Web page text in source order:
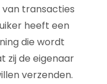
transacties
heeft een
die wordt
zij de eigenaar
verzenden.